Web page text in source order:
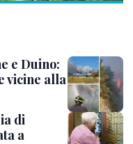
e Duino:
vicine alla
di
a